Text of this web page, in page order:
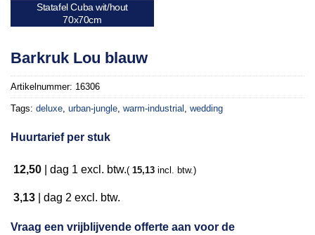
Statafel Cuba wit/hout
70x70cm
Barkruk Lou blauw
Artikelnummer: 16306
Tags: deluxe urban-jungle warm-industrial wedding
Huurtarief per stuk
12,50 dag 1 excl. btw.( 15,13 incl. btw.)
3,13 dag 2 excl. btw.
Vraag een vrijblijvende offerte aan voor de